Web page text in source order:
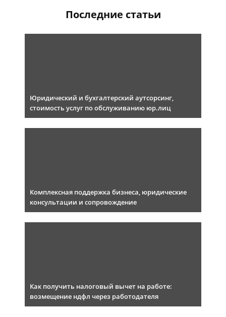
Последние статьи
Юридический и бухгалтерский аутсорсинг,
стоимость услуг по обслуживанию юр.лиц
Комплексная поддержка бизнеса, юридические
консультации и сопровождение
Как получить налоговый вычет на работе:
возмещение ндфл через работодателя